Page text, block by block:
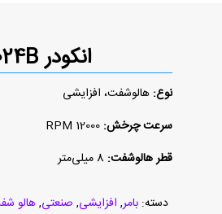
انکودر EIL580P-TT08.5FF.01024B
نوع: هالوشفت، افزایشی
سرعت چرخش:
قطر هالوشفت:
دسته: بامر, افزایشی, صنعتی,هالو